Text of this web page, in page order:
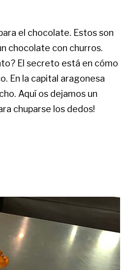
el chocolate. Estos son
chocolate con churros.
El secreto está en cómo
En la capital aragonesa
Aquí os dejamos un
chuparse los dedos!